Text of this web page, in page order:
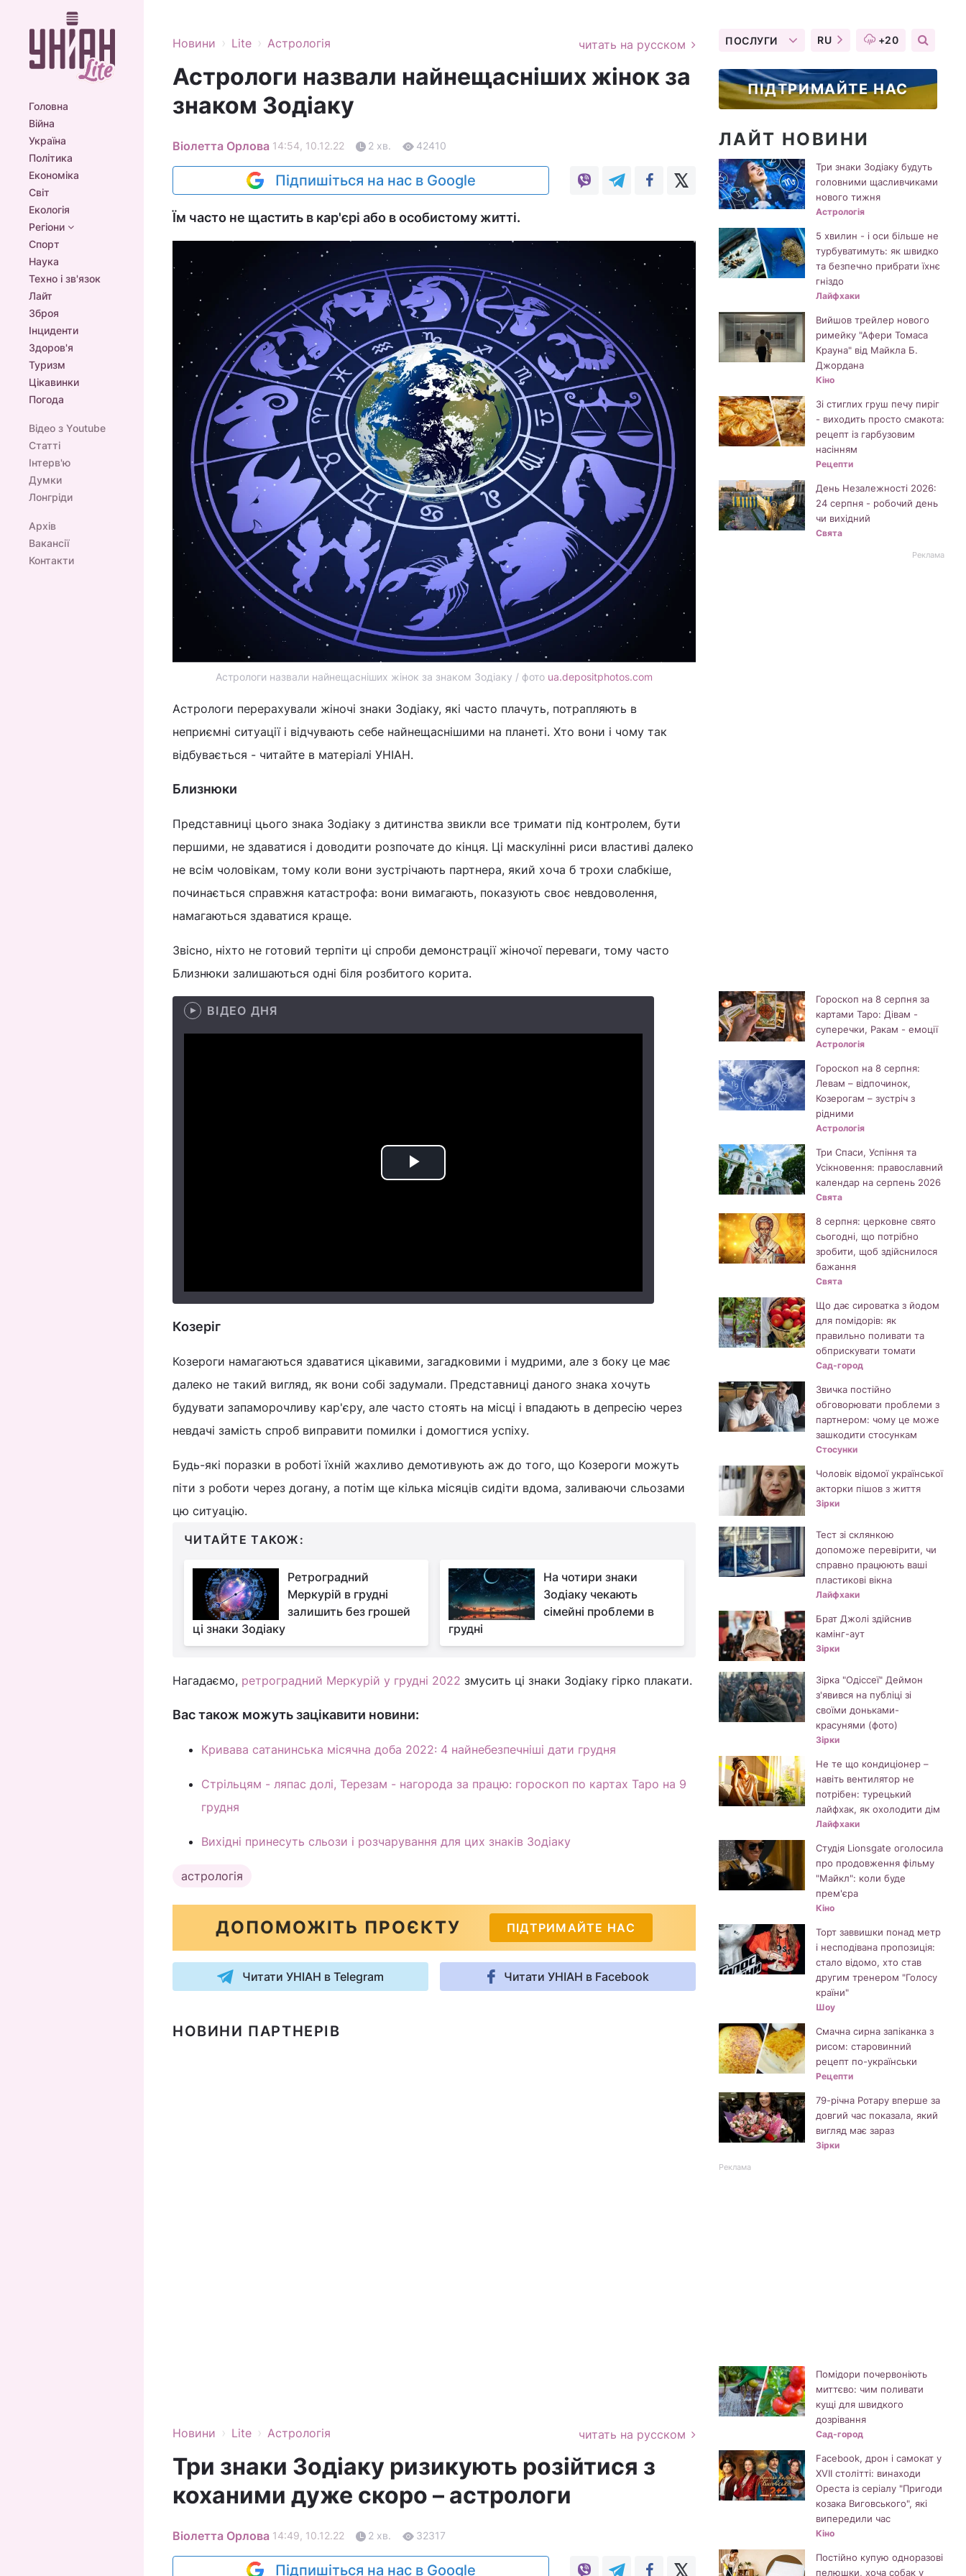
Головна
Війна
Україна
Політика
Економіка
Світ
Екологія
Регіони
Спорт
Наука
Техно і зв'язок
Лайт
Зброя
Інциденти
Здоров'я
Туризм
Цікавинки
Погода
Відео з Youtube
Статті
Інтерв'ю
Думки
Лонгріди
Архів
Вакансії
Контакти
Новини › Lite › Астрологія читать на русском
Астрологи назвали найнещасніших жінок за
знаком Зодіаку
Віолетта Орлова 14:54, 10.12.22 2 хв. 42410
Підпишіться на нас в Google
Їм часто не щастить в кар'єрі або в особистому житті.
Астрологи назвали найнещасніших жінок за знаком Зодіаку / фото ua.depositphotos.com
Астрологи перерахували жіночі знаки Зодіаку, які часто плачуть, потрапляють в
неприємні ситуації і відчувають себе найнещаснішими на планеті. Хто вони і чому так
відбувається - читайте в матеріалі УНІАН.
Близнюки
Представниці цього знака Зодіаку з дитинства звикли все тримати під контролем, бути
першими, не здаватися і доводити розпочате до кінця. Ці маскулінні риси властиві далеко
не всім чоловікам, тому коли вони зустрічають партнера, який хоча б трохи слабкіше,
починається справжня катастрофа: вони вимагають, показують своє невдоволення,
намагаються здаватися краще.
Звісно, ніхто не готовий терпіти ці спроби демонстрації жіночої переваги, тому часто
Близнюки залишаються одні біля розбитого корита.
ВІДЕО ДНЯ
Play
Козеріг
Козероги намагаються здаватися цікавими, загадковими і мудрими, але з боку це має
далеко не такий вигляд, як вони собі задумали. Представниці даного знака хочуть
будувати запаморочливу кар'єру, але часто стоять на місці і впадають в депресію через
невдачі замість спроб виправити помилки і домогтися успіху.
Будь-які поразки в роботі їхній жахливо демотивують аж до того, що Козероги можуть
піти з роботи через догану, а потім ще кілька місяців сидіти вдома, заливаючи сльозами
цю ситуацію.
ЧИТАЙТЕ ТАКОЖ:
Ретроградний
Меркурій в грудні
залишить без грошей
ці знаки Зодіаку
На чотири знаки
Зодіаку чекають
сімейні проблеми в
грудні
Нагадаємо, ретроградний Меркурій у грудні 2022 змусить ці знаки Зодіаку гірко плакати.
Вас також можуть зацікавити новини:
Кривава сатанинська місячна доба 2022: 4 найнебезпечніші дати грудня
Стрільцям - ляпас долі, Терезам - нагорода за працю: гороскоп по картах Таро на 9
грудня
Вихідні принесуть сльози і розчарування для цих знаків Зодіаку
астрологія
ДОПОМОЖІТЬ ПРОЄКТУ ПІДТРИМАЙТЕ НАС
Читати УНІАН в Telegram Читати УНІАН в Facebook
НОВИНИ ПАРТНЕРІВ
Новини › Lite › Астрологія читать на русском
Три знаки Зодіаку ризикують розійтися з
коханими дуже скоро – астрологи
Віолетта Орлова 14:49, 10.12.22 2 хв. 32317
Підпишіться на нас в Google
ПОСЛУГИ RU +20
ПІДТРИМАЙТЕ НАС
ЛАЙТ НОВИНИ
Три знаки Зодіаку будуть
головними щасливчиками
нового тижня
Астрологія
5 хвилин - і оси більше не
турбуватимуть: як швидко
та безпечно прибрати їхнє
гніздо
Лайфхаки
Вийшов трейлер нового
римейку "Афери Томаса
Крауна" від Майкла Б.
Джордана
Кіно
Зі стиглих груш печу пиріг
- виходить просто смакота:
рецепт із гарбузовим
насінням
Рецепти
День Незалежності 2026:
24 серпня - робочий день
чи вихідний
Свята
Реклама
Гороскоп на 8 серпня за
картами Таро: Дівам -
суперечки, Ракам - емоції
Астрологія
Гороскоп на 8 серпня:
Левам – відпочинок,
Козерогам – зустріч з
рідними
Астрологія
Три Спаси, Успіння та
Усікновення: православний
календар на серпень 2026
Свята
8 серпня: церковне свято
сьогодні, що потрібно
зробити, щоб здійснилося
бажання
Свята
Що дає сироватка з йодом
для помідорів: як
правильно поливати та
обприскувати томати
Сад-город
Звичка постійно
обговорювати проблеми з
партнером: чому це може
зашкодити стосункам
Стосунки
Чоловік відомої української
акторки пішов з життя
Зірки
Тест зі склянкою
допоможе перевірити, чи
справно працюють ваші
пластикові вікна
Лайфхаки
Брат Джолі здійснив
камінг-аут
Зірки
Зірка "Одіссеї" Деймон
з'явився на публіці зі
своїми доньками-
красунями (фото)
Зірки
Не те що кондиціонер –
навіть вентилятор не
потрібен: турецький
лайфхак, як охолодити дім
Лайфхаки
Студія Lionsgate оголосила
про продовження фільму
"Майкл": коли буде
прем'єра
Кіно
Торт заввишки понад метр
і несподівана пропозиція:
стало відомо, хто став
другим тренером "Голосу
країни"
Шоу
Смачна сирна запіканка з
рисом: старовинний
рецепт по-українськи
Рецепти
79-річна Ротару вперше за
довгий час показала, який
вигляд має зараз
Зірки
Реклама
Помідори почервоніють
миттєво: чим поливати
кущі для швидкого
дозрівання
Сад-город
Facebook, дрон і самокат у
XVII столітті: винаходи
Ореста із серіалу "Пригоди
козака Виговського", які
випередили час
Кіно
Постійно купую одноразові
пелюшки, хоча собак у